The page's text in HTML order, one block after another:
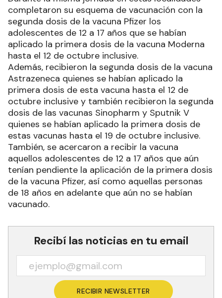
completaron su esquema de vacunación con la
segunda dosis de la vacuna Pfizer los
adolescentes de 12 a 17 años que se habían
aplicado la primera dosis de la vacuna Moderna
hasta el 12 de octubre inclusive.
Además, recibieron la segunda dosis de la vacuna
Astrazeneca quienes se habían aplicado la
primera dosis de esta vacuna hasta el 12 de
octubre inclusive y también recibieron la segunda
dosis de las vacunas Sinopharm y Sputnik V
quienes se habían aplicado la primera dosis de
estas vacunas hasta el 19 de octubre inclusive.
También, se acercaron a recibir la vacuna
aquellos adolescentes de 12 a 17 años que aún
tenían pendiente la aplicación de la primera dosis
de la vacuna Pfizer, así como aquellas personas
de 18 años en adelante que aún no se habían
vacunado.
Recibí las noticias en tu email
RECIBIR NEWSLETTER